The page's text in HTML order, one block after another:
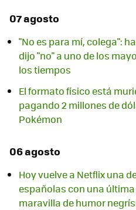
07 agosto
"No es para mí, colega":
dijo "no" a uno de los
los tiempos
El formato físico está
pagando 2 millones de
Pokémon
06 agosto
Hoy vuelve a Netflix una
españolas con una
maravilla de humor